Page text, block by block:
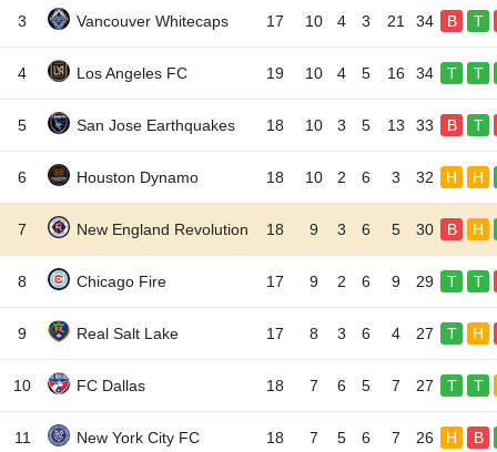
3 Vancouver Whitecaps 17 10 4 3 21 34 B T
4 Los Angeles FC 19 10 4 5 16 34 T T
5 San Jose Earthquakes 18 10 3 5 13 33 B T
6 Houston Dynamo 18 10 2 6 3 32 H H
7 New England Revolution 18 9 3 6 5 30 B H
8 Chicago Fire 17 9 2 6 9 29 T T
9 Real Salt Lake 17 8 3 6 4 27 T H
10 FC Dallas 18 7 6 5 7 27 T T
11 New York City FC 18 7 5 6 7 26 H B